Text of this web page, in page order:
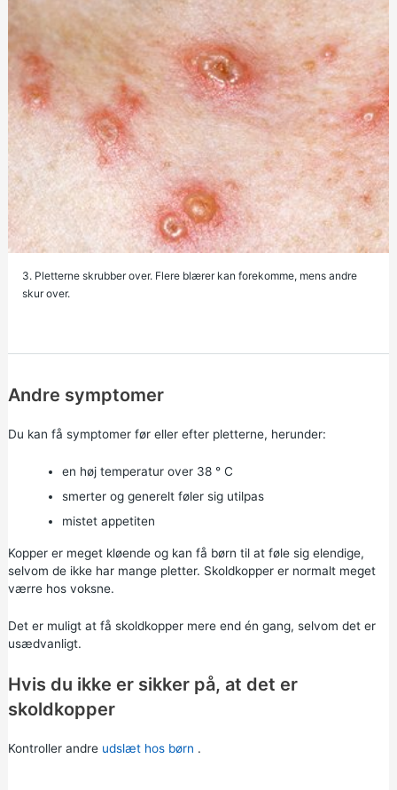
3. Pletterne skrubber over. Flere blærer kan forekomme, mens andre
skur over.
Andre symptomer
Du kan få symptomer før eller efter pletterne, herunder:
en høj temperatur over 38 ° C
smerter og generelt føler sig utilpas
mistet appetiten
Kopper er meget kløende og kan få børn til at føle sig elendige,
selvom de ikke har mange pletter. Skoldkopper er normalt meget
værre hos voksne.
Det er muligt at få skoldkopper mere end én gang, selvom det er
usædvanligt.
Hvis du ikke er sikker på, at det er
skoldkopper
Kontroller andre udslæt hos børn .